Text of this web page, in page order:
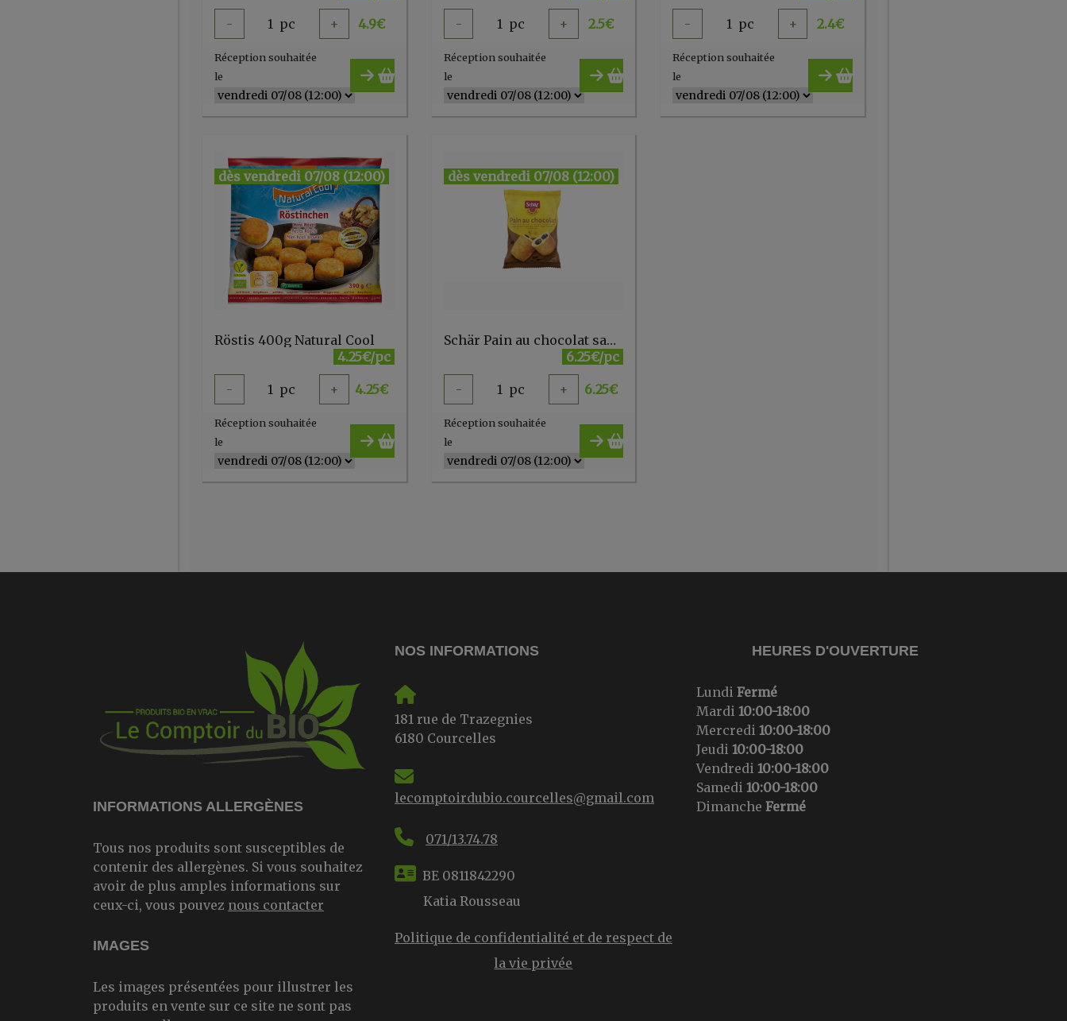
- 1 pc + 4.9€
Réception souhaitée
le
- 1 pc + 2.5€
Réception souhaitée
le
- 1 pc + 2.4€
Réception souhaitée
le
dès vendredi 07/08 (12:00)
Röstis 400g Natural Cool
4.25€/pc
- 1 pc + 4.25€
Réception souhaitée
le
dès vendredi 07/08 (12:00)
Schär Pain au chocolat sans gluten 260g
6.25€/pc
- 1 pc + 6.25€
Réception souhaitée
le
INFORMATIONS ALLERGÈNES
Tous nos produits sont susceptibles de
contenir des allergènes. Si vous souhaitez
avoir de plus amples informations sur
ceux-ci, vous pouvez nous contacter
IMAGES
Les images présentées pour illustrer les
produits en vente sur ce site ne sont pas
NOS INFORMATIONS
181 rue de Trazegnies
6180 Courcelles
lecomptoirdubio.courcelles@gmail.com
071/13.74.78
BE 0811842290
Katia Rousseau
Politique de confidentialité et de respect de
la vie privée
HEURES D'OUVERTURE
Lundi Fermé
Mardi 10:00-18:00
Mercredi 10:00-18:00
Jeudi 10:00-18:00
Vendredi 10:00-18:00
Samedi 10:00-18:00
Dimanche Fermé